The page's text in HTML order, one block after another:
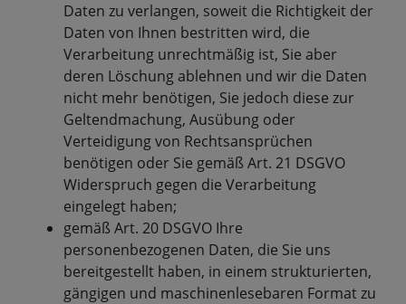
Daten zu verlangen, soweit die Richtigkeit der
Daten von Ihnen bestritten wird, die
Verarbeitung unrechtmäßig ist, Sie aber
deren Löschung ablehnen und wir die Daten
nicht mehr benötigen, Sie jedoch diese zur
Geltendmachung, Ausübung oder
Verteidigung von Rechtsansprüchen
benötigen oder Sie gemäß Art. 21 DSGVO
Widerspruch gegen die Verarbeitung
eingelegt haben;
gemäß Art. 20 DSGVO Ihre
personenbezogenen Daten, die Sie uns
bereitgestellt haben, in einem strukturierten,
gängigen und maschinenlesebaren Format zu